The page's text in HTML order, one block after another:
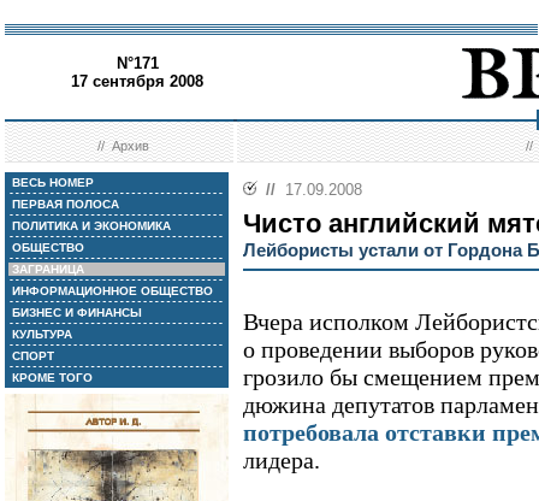
N°171
17 сентября 2008
//Архив //
ВЕСЬ НОМЕР
ПЕРВАЯ ПОЛОСА
ПОЛИТИКА И ЭКОНОМИКА
ОБЩЕСТВО
ЗАГРАНИЦА
ИНФОРМАЦИОННОЕ ОБЩЕСТВО
БИЗНЕС И ФИНАНСЫ
КУЛЬТУРА
СПОРТ
КРОМЕ ТОГО
// 17.09.2008
Чисто английский
Лейбористы устали от Гордона
Вчера исполком
о проведении выборов
грозило бы смещением
дюжина депутатов
потребовала отставки
лидера.